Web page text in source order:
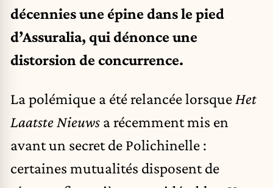
décennies une épine dans le pied
d’Assuralia, qui dénonce une
distorsion de concurrence.
La polémique a été relancée lorsque Het
Laatste Nieuws a récemment mis en
avant un secret de Polichinelle :
certaines mutualités disposent de